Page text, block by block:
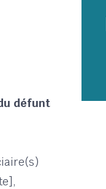
défunt